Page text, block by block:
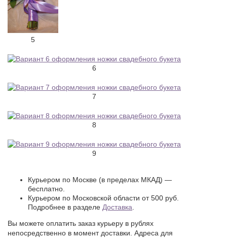
5
6
7
8
9
Курьером по Москве (в пределах МКАД) —
бесплатно.
Курьером по Московской области от 500 руб.
Подробнее в разделе Доставка.
Вы можете оплатить заказ курьеру в рублях
непосредственно в момент доставки. Адреса для